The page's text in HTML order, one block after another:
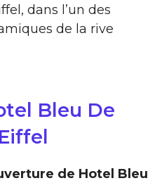
dans l’un des
de la rive
Bleu De
de Hotel Bleu